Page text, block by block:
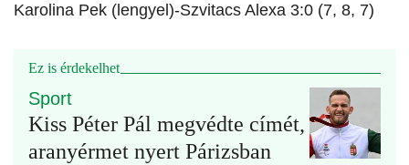
Karolina Pek (lengyel)-Szvitacs Alexa 3:0 (7, 8, 7)
Ez is érdekelhet
Sport
Kiss Péter Pál megvédte címét,
aranyérmet nyert Párizsban